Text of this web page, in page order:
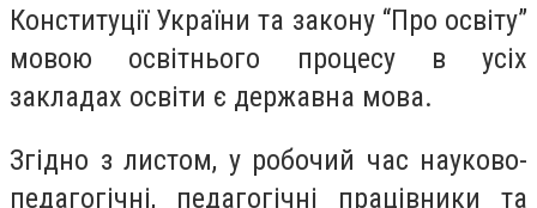
Конституції України та закону “Про освіту”
мовою освітнього процесу в усіх
закладах освіти є державна мова.
Згідно з листом, у робочий час науково-
педагогічні, педагогічні працівники та